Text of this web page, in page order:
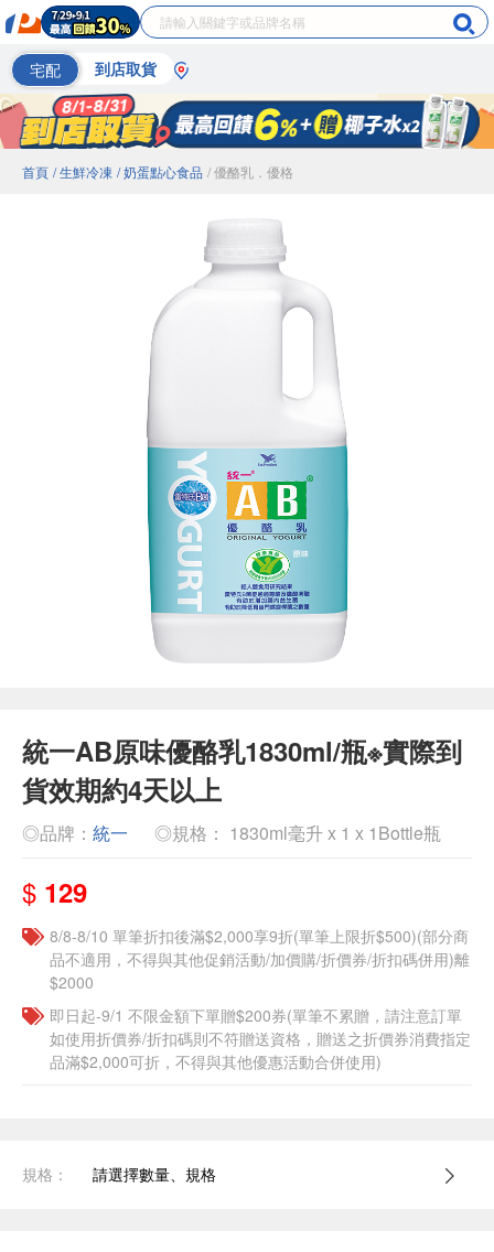
宅配 到店取貨
首頁 / 生鮮冷凍 / 奶蛋點心食品 / 優酪乳．優格
統一AB原味優酪乳1830ml/瓶※實際到
貨效期約4天以上
◎品牌： 統一 ◎規格： 1830ml毫升 x 1 x 1Bottle瓶
$ 129
8/8-8/10 單筆折扣後滿$2,000享9折(單筆上限折$500)(部分商
品不適用，不得與其他促銷活動/加價購/折價券/折扣碼併用)離
$2000
即日起-9/1 不限金額下單贈$200券(單筆不累贈，請注意訂單
如使用折價券/折扣碼則不符贈送資格，贈送之折價券消費指定
品滿$2,000可折，不得與其他優惠活動合併使用)
規格： 請選擇數量、規格